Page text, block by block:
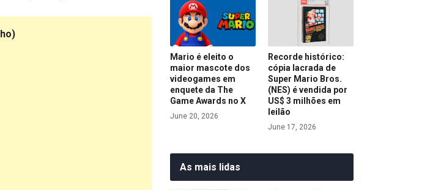
Mario é eleito o
maior mascote dos
videogames em
enquete da The
Game Awards no X
June 20, 2026
Recorde histórico:
cópia lacrada de
Super Mario Bros.
(NES) é vendida por
US$ 3 milhões em
leilão
June 17, 2026
As mais lidas